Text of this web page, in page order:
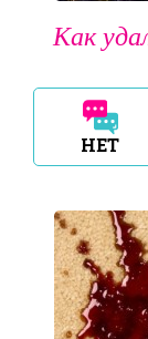
Как
НЕТ